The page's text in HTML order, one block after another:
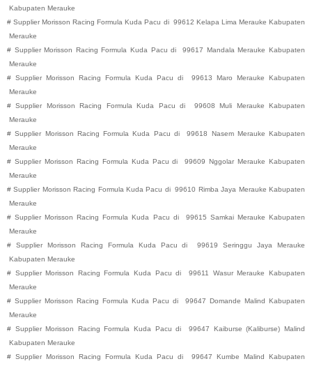
Kabupaten Merauke
# Supplier Morisson Racing Formula Kuda Pacu di 99612 Kelapa Lima Merauke Kabupaten
Merauke
# Supplier Morisson Racing Formula Kuda Pacu di 99617 Mandala Merauke Kabupaten
Merauke
# Supplier Morisson Racing Formula Kuda Pacu di 99613 Maro Merauke
Kabupaten
Merauke
# Supplier Morisson Racing Formula Kuda Pacu di 99608 Muli Merauke
Kabupaten
Merauke
# Supplier Morisson Racing Formula Kuda Pacu di 99618 Nasem Merauke Kabupaten
Merauke
# Supplier Morisson Racing Formula Kuda Pacu di 99609 Nggolar Merauke Kabupaten
Merauke
# Supplier Morisson Racing Formula Kuda Pacu di 99610 Rimba Jaya Merauke Kabupaten
Merauke
# Supplier Morisson Racing Formula Kuda Pacu di 99615 Samkai Merauke Kabupaten
Merauke
#
Supplier Morisson Racing Formula Kuda Pacu di 99619 Seringgu Jaya
Merauke
Kabupaten Merauke
# Supplier Morisson Racing Formula Kuda Pacu di 99611 Wasur Merauke
Kabupaten
Merauke
# Supplier Morisson Racing Formula Kuda Pacu di 99647 Domande Malind Kabupaten
Merauke
# Supplier Morisson Racing Formula Kuda Pacu di 99647 Kaiburse (Kaliburse) Malind
Kabupaten Merauke
# Supplier Morisson Racing Formula Kuda Pacu di 99647 Kumbe Malind
Kabupaten